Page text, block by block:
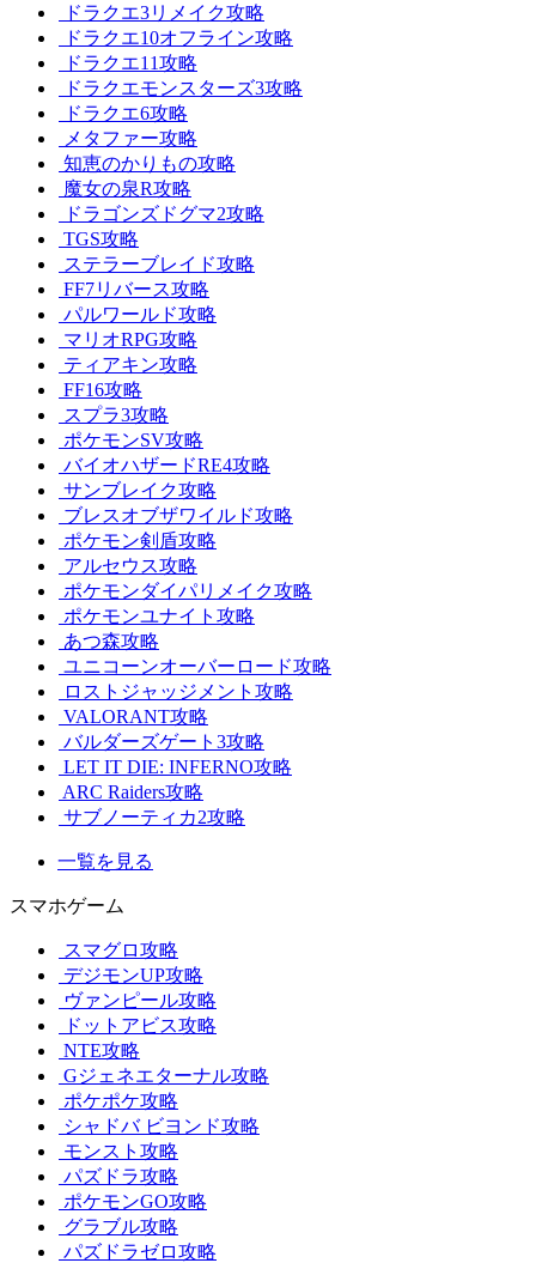
ドラクエ3リメイク攻略
ドラクエ10オフライン攻略
ドラクエ11攻略
ドラクエモンスターズ3攻略
ドラクエ6攻略
メタファー攻略
知恵のかりもの攻略
魔女の泉R攻略
ドラゴンズドグマ2攻略
TGS攻略
ステラーブレイド攻略
FF7リバース攻略
パルワールド攻略
マリオRPG攻略
ティアキン攻略
FF16攻略
スプラ3攻略
ポケモンSV攻略
バイオハザードRE4攻略
サンブレイク攻略
ブレスオブザワイルド攻略
ポケモン剣盾攻略
アルセウス攻略
ポケモンダイパリメイク攻略
ポケモンユナイト攻略
あつ森攻略
ユニコーンオーバーロード攻略
ロストジャッジメント攻略
VALORANT攻略
バルダーズゲート3攻略
LET IT DIE: INFERNO攻略
ARC Raiders攻略
サブノーティカ2攻略
一覧を見る
スマホゲーム
スマグロ攻略
デジモンUP攻略
ヴァンピール攻略
ドットアビス攻略
NTE攻略
Gジェネエターナル攻略
ポケポケ攻略
シャドバ ビヨンド攻略
モンスト攻略
パズドラ攻略
ポケモンGO攻略
グラブル攻略
パズドラゼロ攻略